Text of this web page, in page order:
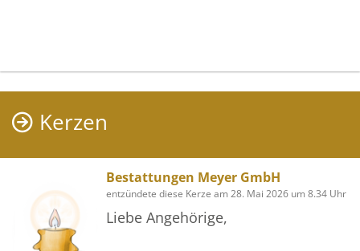
Kerzen
Bestattungen Meyer GmbH
entzündete diese Kerze am 28. Mai 2026 um 8.34 Uhr
Liebe Angehörige,